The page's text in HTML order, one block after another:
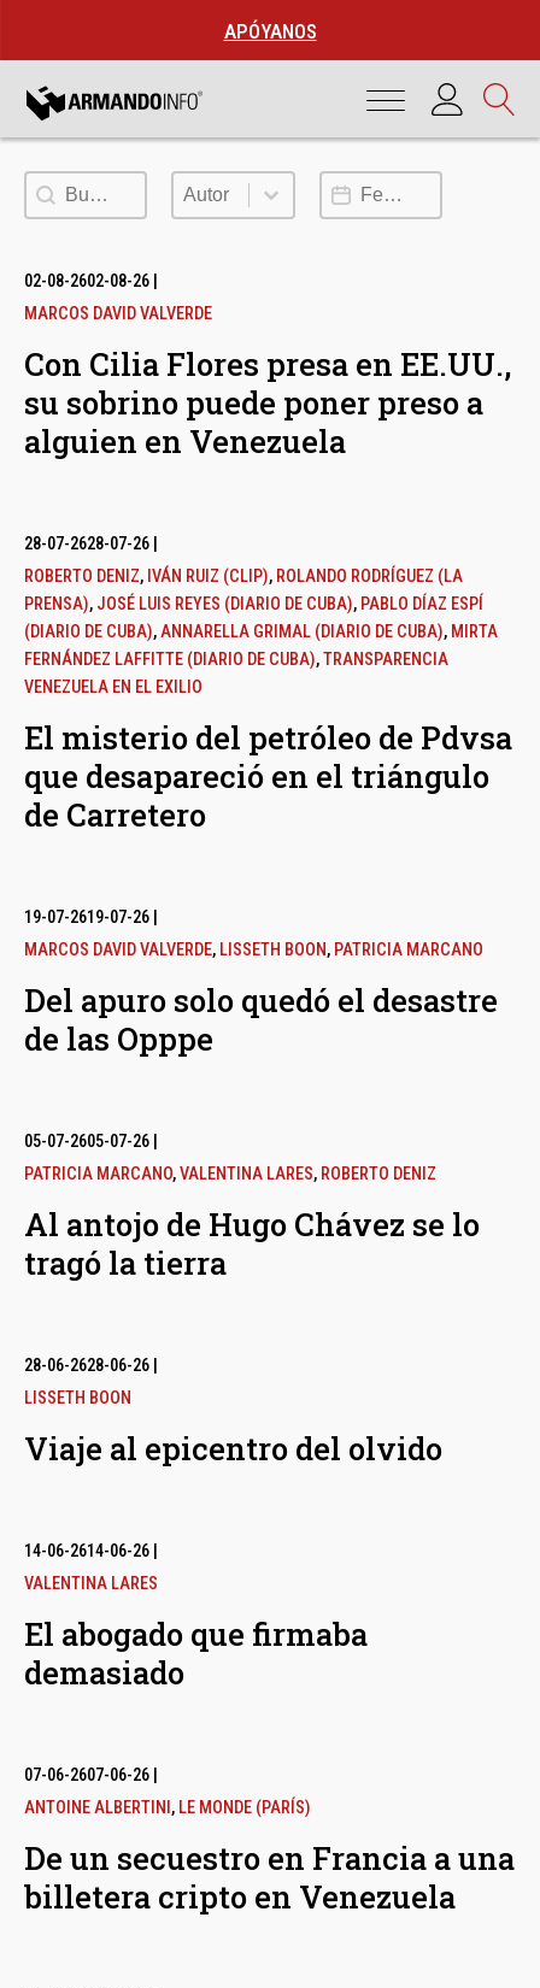
APÓYANOS
Buscar Autor
Autor Fecha de publicación
02-08-2602-08-26
MARCOS DAVID VALVERDE
Con Cilia Flores presa en EE.UU.,
su sobrino puede poner preso a
alguien en Venezuela
28-07-2628-07-26
ROBERTO DENIZ, IVÁN RUIZ (CLIP), ROLANDO RODRÍGUEZ (LA
PRENSA), JOSÉ LUIS REYES (DIARIO DE CUBA), PABLO DÍAZ ESPÍ
(DIARIO DE CUBA),ANNARELLA GRIMAL (DIARIO DE CUBA), MIRTA
FERNÁNDEZ LAFFITTE (DIARIO DE CUBA),TRANSPARENCIA
VENEZUELA EN EL EXILIO
El misterio del petróleo de Pdvsa
que desapareció en el triángulo
de Carretero
19-07-2619-07-26
MARCOS DAVID VALVERDE, LISSETH BOON, PATRICIA MARCANO
Del apuro solo quedó el desastre
de las Opppe
05-07-2605-07-26
PATRICIA MARCANO,VALENTINA LARES, ROBERTO DENIZ
Al antojo de Hugo Chávez se lo
tragó la tierra
28-06-2628-06-26
LISSETH BOON
Viaje al epicentro del olvido
14-06-2614-06-26
VALENTINA LARES
El abogado que firmaba
demasiado
07-06-2607-06-26
ANTOINE ALBERTINI , LE MONDE (PARÍS)
De un secuestro en Francia a una
billetera cripto en Venezuela